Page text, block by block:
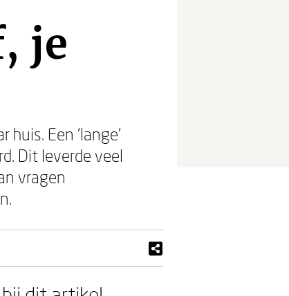
je
Een ‘lange’
Dit leverde veel
vragen